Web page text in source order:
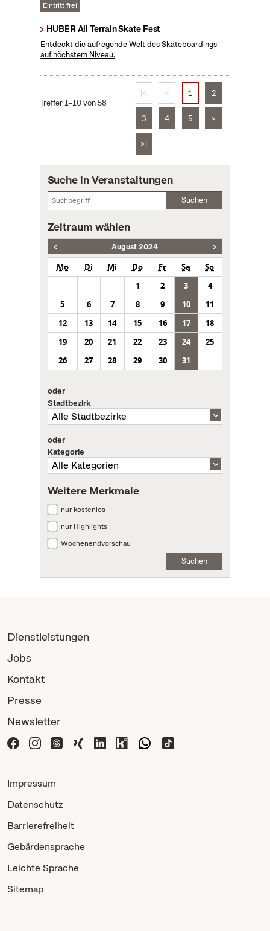
Eintritt frei
HUBER All Terrain Skate Fest
Entdeckt die aufregende Welt des Skateboardings
auf höchstem Niveau.
Treffer 1–10 von 58
|< < 1 2
3 4 5 >
>|
Suche in Veranstaltungen
Suchen
Zeitraum wählen
August 2024
Mo Di Mi Do Fr Sa
So
1
2 3
4
5
6 7 8 9 10
11
12
13 14 15 16 17
18
19
20 21 22 23 24
25
26
27 28 29 30 31
oder
Stadtbezirk
oder
Kategorie
Weitere Merkmale
nur kostenlos
nur Highlights
Wochenendvorschau
Suchen
Dienstleistungen
Jobs
Kontakt
Presse
Newsletter
Impressum
Datenschutz
Barrierefreiheit
Gebärdensprache
Leichte Sprache
Sitemap